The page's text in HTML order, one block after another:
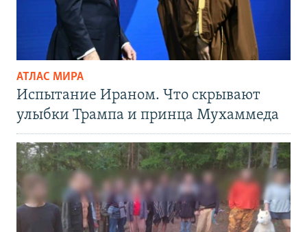
АТЛАС МИРА
Испытание Ираном. Что скрывают
улыбки Трампа и принца Мухаммеда